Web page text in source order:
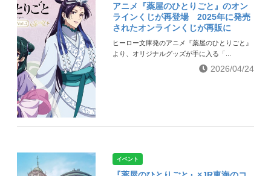
アニメ『薬屋のひとりごと』のオン
ラインくじが再登場 2025年に発売
されたオンラインくじが再販に
ヒーロー文庫発のアニメ『薬屋のひとりごと』
より、オリジナルグッズが手に入る「...
2026/04/24
イベント